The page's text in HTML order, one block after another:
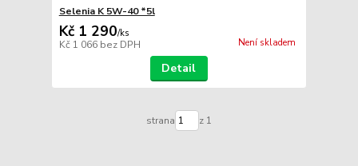
Selenia K 5W-40 *5l
Kč 1 290/ks
Kč 1 066 bez DPH Není skladem
Detail
strana z 1